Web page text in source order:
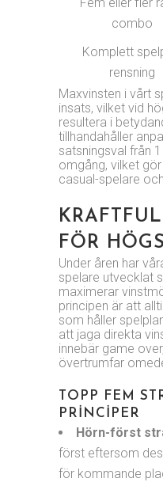
combo
Komplett
rensning
Maxvinsten i vårt
insats, vilket vid
resultera i
tillhandahåller
satsningsval från
omgång, vilket
casual-spelare
FÖR
Under åren har
spelare utvecklat
maximerar
principen är att
som håller
att jaga direkta
innebär game
övertrumfar
TOPP FEM
PRINCIPER
Hörn-först
först eftersom
för kommande